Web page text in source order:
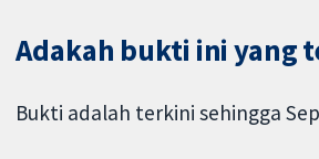
Adakah bukti ini yang
Bukti adalah terkini sehingga